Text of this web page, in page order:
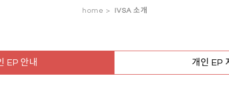
home > IVSA 소개
EP 안내 개인 EP